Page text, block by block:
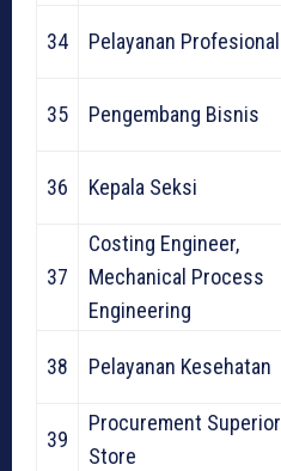
34 Pelayanan Profesional
35 Pengembang Bisnis
36 Kepala Seksi
37
Costing Engineer,
Mechanical Process
Engineering
38 Pelayanan Kesehatan
39
Procurement Superior
Store